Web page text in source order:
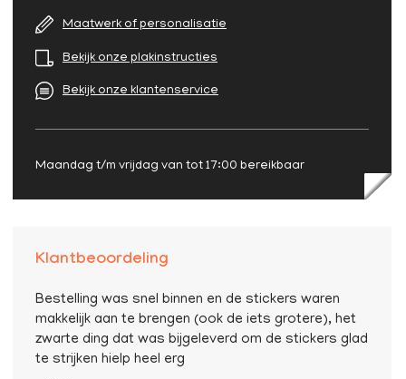
Maatwerk of personalisatie
Bekijk onze plakinstructies
Bekijk onze klantenservice
Maandag t/m vrijdag van tot 17:00 bereikbaar
Klantbeoordeling
Bestelling was snel binnen en de stickers waren
makkelijk aan te brengen (ook de iets grotere), het
zwarte ding dat was bijgeleverd om de stickers glad
te strijken hielp heel erg